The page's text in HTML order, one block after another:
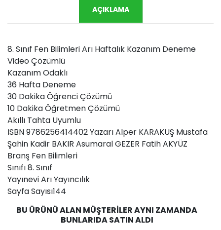
AÇIKLAMA
8. Sınıf Fen Bilimleri Arı Haftalık Kazanım Deneme
Video Çözümlü
Kazanım Odaklı
36 Hafta Deneme
30 Dakika Öğrenci Çözümü
10 Dakika Öğretmen Çözümü
Akıllı Tahta Uyumlu
ISBN 9786256414402 Yazarı Alper KARAKUŞ Mustafa
Şahin Kadir BAKIR Asumaral GEZER Fatih AKYÜZ
Branş Fen Bilimleri
Sınıfı 8. Sınıf
Yayınevi Arı Yayıncılık
Sayfa Sayısı144
BU ÜRÜNÜ ALAN MÜŞTERILER AYNI ZAMANDA
BUNLARIDA SATIN ALDI